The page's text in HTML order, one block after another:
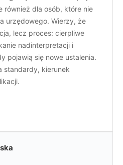
również dla osób, które nie
urzędowego. Wierzy, że
lecz proces: cierpliwe
nadinterpretacji i
pojawią się nowe ustalenia.
standardy, kierunek